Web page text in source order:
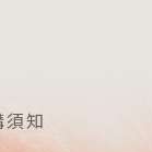
知